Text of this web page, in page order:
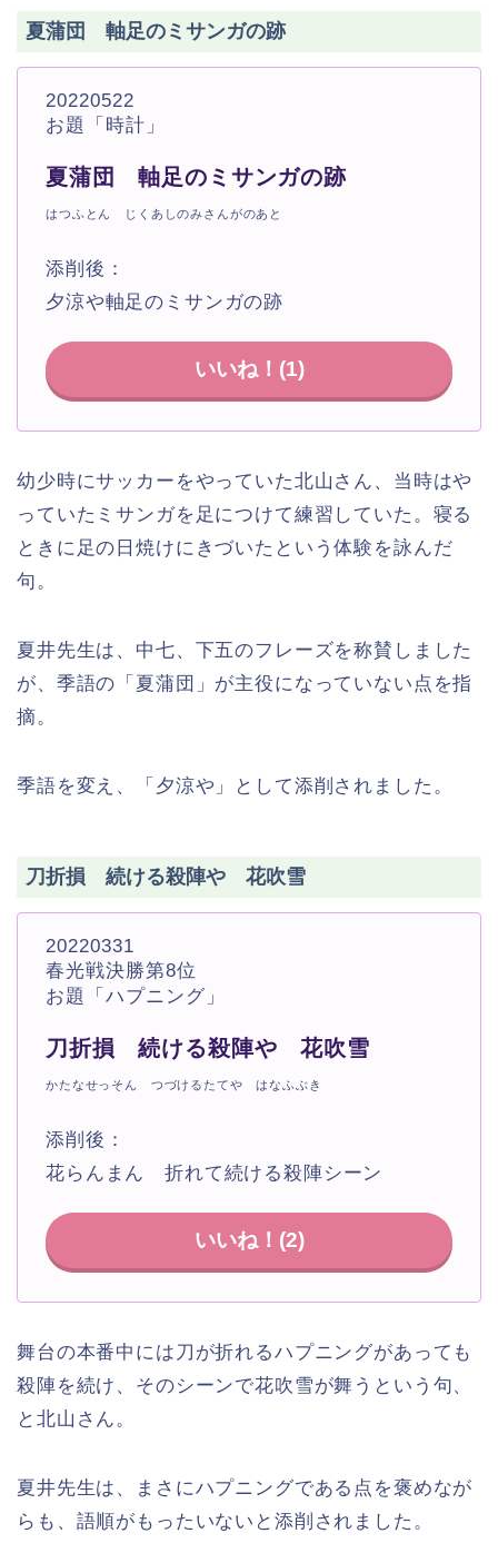
夏蒲団 軸足のミサンガの跡
20220522
お題「時計」
夏蒲団 軸足のミサンガの跡
はつふとん じくあしのみさんがのあと
添削後：
夕涼や軸足のミサンガの跡
いいね！(1)
幼少時にサッカーをやっていた北山さん、当時はや
っていたミサンガを足につけて練習していた。寝る
ときに足の日焼けにきづいたという体験を詠んだ
句。
夏井先生は、中七、下五のフレーズを称賛しました
が、季語の「夏蒲団」が主役になっていない点を指
摘。
季語を変え、「夕涼や」として添削されました。
刀折損 続ける殺陣や 花吹雪
20220331
春光戦決勝第8位
お題「ハプニング」
刀折損 続ける殺陣や 花吹雪
かたなせっそん つづけるたてや はなふぶき
添削後：
花らんまん 折れて続ける殺陣シーン
いいね！(2)
舞台の本番中には刀が折れるハプニングがあっても
殺陣を続け、そのシーンで花吹雪が舞うという句、
と北山さん。
夏井先生は、まさにハプニングである点を褒めなが
らも、語順がもったいないと添削されました。